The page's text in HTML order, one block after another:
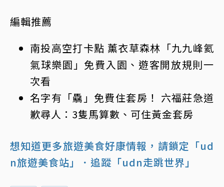
編輯推薦
南投高空打卡點 薰衣草森林「九九峰氦
氣球樂園」免費入園、遊客開放規則一
次看
名字有「驫」免費住套房！ 六福莊急道
歉尋人：3隻馬算數、可住黃金套房
想知道更多旅遊美食好康情報，請鎖定「ud
n旅遊美食站」
．追蹤「udn走跳世界」